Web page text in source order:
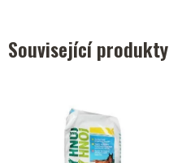
Související produkty